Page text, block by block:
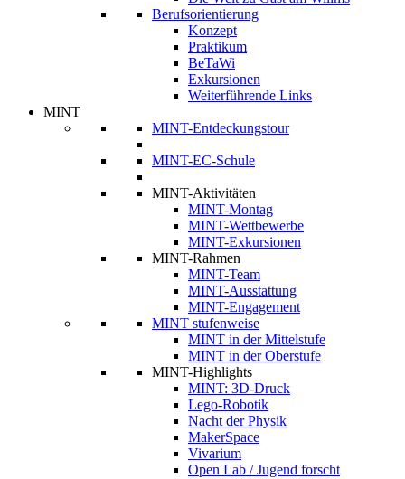
Berufsorientierung
Konzept
Praktikum
BeTaWi
Exkursionen
Weiterführende Links
MINT
MINT-Entdeckungstour
MINT-EC-Schule
MINT-Aktivitäten
MINT-Montag
MINT-Wettbewerbe
MINT-Exkursionen
MINT-Rahmen
MINT-Team
MINT-Ausstattung
MINT-Engagement
MINT stufenweise
MINT in der Mittelstufe
MINT in der Oberstufe
MINT-Highlights
MINT: 3D-Druck
Lego-Robotik
Nacht der Physik
MakerSpace
Vivarium
Open Lab / Jugend forscht